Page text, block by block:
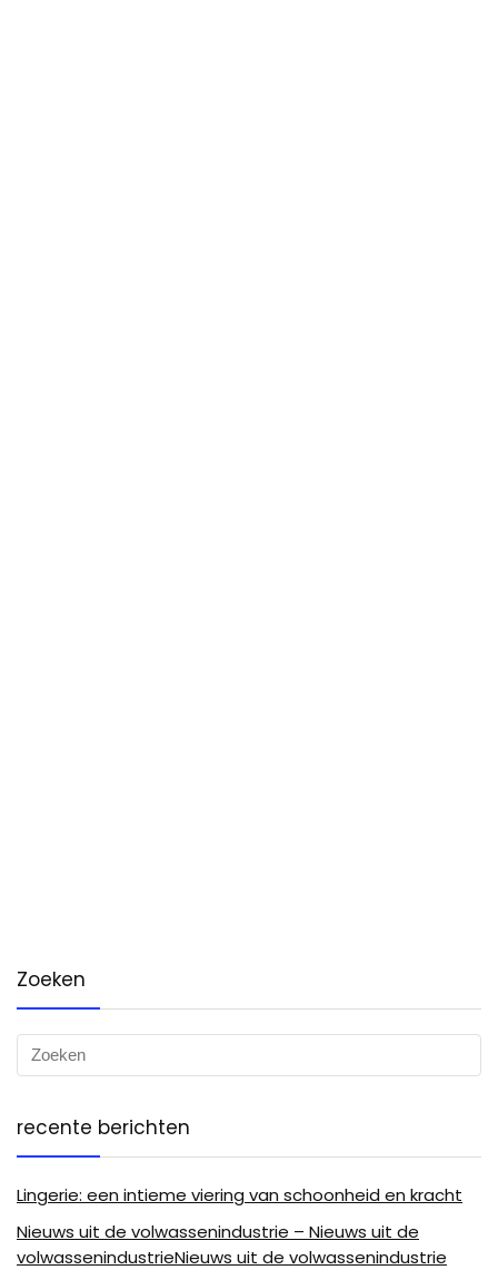
Zoeken
recente berichten
Lingerie: een intieme viering van schoonheid en kracht
Nieuws uit de volwassenindustrie – Nieuws uit de
volwassenindustrieNieuws uit de volwassenindustrie